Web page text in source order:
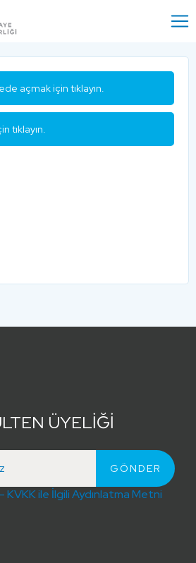
açmak için tıklayın.
tıklayın.
ÜYELİĞİ
KVKK ile İlgili Aydınlatma Metni